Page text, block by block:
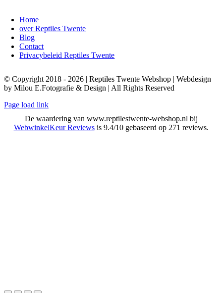
Home
over Reptiles Twente
Blog
Contact
Privacybeleid Reptiles Twente
© Copyright 2018 - 2026 | Reptiles Twente Webshop | Webdesign
by Milou E.Fotografie & Design | All Rights Reserved
Page load link
De waardering van www.reptilestwente-webshop.nl bij
WebwinkelKeur Reviewsis 9.4/10 gebaseerd op 271 reviews.